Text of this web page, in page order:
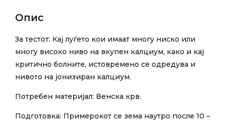
Опис
За тестот: Кај луѓето кои имаат многу ниско или
многу високо ниво на вкупен калциум, како и кај
критично болните, истовремено се одредува и
нивото на јонизиран калциум.
Потребен материјал: Венска крв.
Подготовка: Примерокот се зема наутро после 10 –